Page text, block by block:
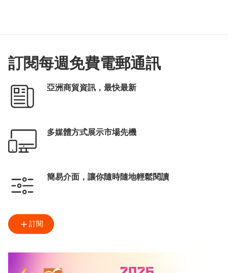
訂閱每週免費電郵通訊
亞洲商貿資訊，最快最新
多媒體方式展示市場先機
簡易介面，讓你隨時隨地輕鬆閱讀
訂閱